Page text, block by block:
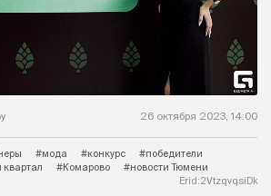
26 октября 2023, 14:00
#мода #конкурс
#победители
#Комарово
#новости Тюмени
Erid:2VtzqvqsiDk